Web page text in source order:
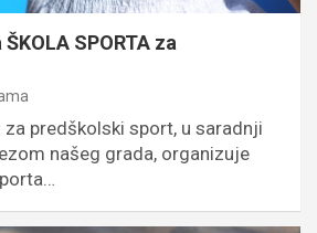
SPORTA za
za predškolski sport, u saradnji
našeg grada, organizuje